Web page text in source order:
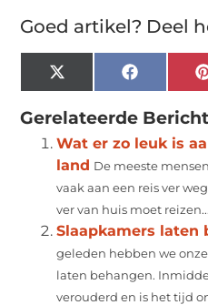
Goed artikel? Deel
X
(Twitter)
Facebook
Gerelateerde
Wat er zo leuk is
land De meeste
vaak aan een reis ver
ver van huis moet reizen...
Slaapkamers laten
geleden hebben we
laten behangen.
verouderd en is het tijd